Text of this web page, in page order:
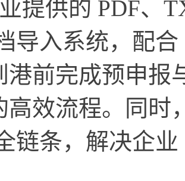
供的 PDF、
导入系统，配
港前完成预申报
高效流程。同时
链条，解决企